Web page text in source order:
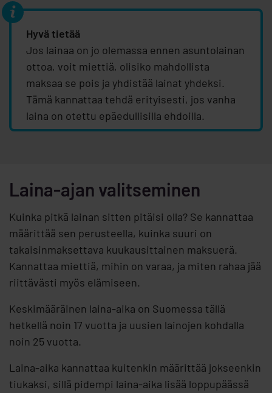
Hyvä tietää
Jos lainaa on jo olemassa ennen asuntolainan
ottoa, voit miettiä, olisiko mahdollista
maksaa se pois ja yhdistää lainat yhdeksi.
Tämä kannattaa tehdä erityisesti, jos vanha
laina on otettu epäedullisilla ehdoilla.
Laina-ajan valitseminen
Kuinka pitkä lainan sitten pitäisi olla? Se kannattaa
määrittää sen perusteella, kuinka suuri on
takaisinmaksettava kuukausittainen maksuerä.
Kannattaa miettiä, mihin on varaa, ja miten rahaa jää
riittävästi myös elämiseen.
Keskimääräinen laina-aika on Suomessa tällä
hetkellä noin 17 vuotta ja uusien lainojen kohdalla
noin 25 vuotta.
Laina-aika kannattaa kuitenkin määrittää jokseenkin
tiukaksi, sillä pidempi laina-aika lisää loppupäässä